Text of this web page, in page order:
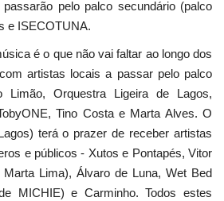
pelo palco secundário (palco
e ISECOTUNA.
é o que não vai faltar ao longo dos
artistas locais a passar pelo palco
Orquestra Ligeira de Lagos,
Tino Costa e Marta Alves. O
terá o prazer de receber artistas
e públicos - Xutos e Pontapés, Vitor
Lima), Álvaro de Luna, Wet Bed
MICHIE) e Carminho. Todos estes